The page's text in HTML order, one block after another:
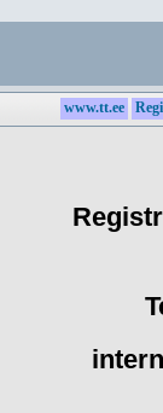
www.tt.ee